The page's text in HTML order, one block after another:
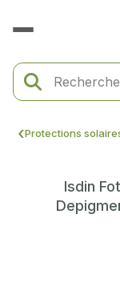
Protections
Isdin